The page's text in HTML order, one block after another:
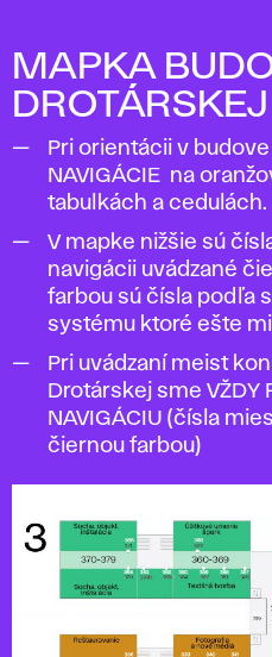
MAPKA
DROTÁRSKEJ
Pri orientácii v
NAVIGÁCIE na
tabulkách a cedulách.
V mapke nižšie sú
navigácii uvádzané
farbou sú čísla podľa
systému ktoré ešte
Pri uvádzaní meist
Drotárskej sme VŽDY
NAVIGÁCIU (čísla
čiernou farbou)